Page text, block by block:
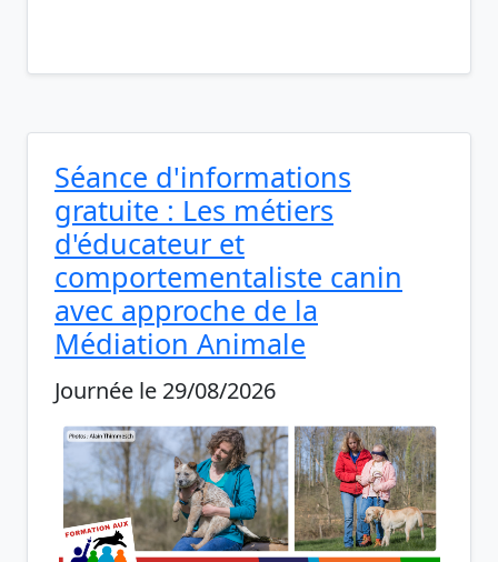
Séance d'informations
gratuite : Les métiers
d'éducateur et
comportementaliste canin
avec approche de la
Médiation Animale
Journée le 29/08/2026